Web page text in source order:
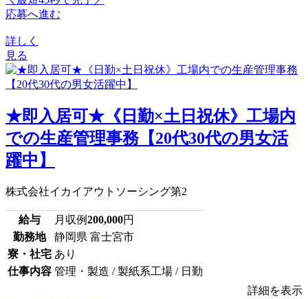
応募へ進む
詳しく
見る
★即入居可★《日勤×土日祝休》工場内
での生産管理事務【20代30代の男女活
躍中】
株式会社イカイアウトソーシング第2
給与 月収例200,000円
勤務地
静岡県 富士宮市
寮・社宅 あり
仕事内容 管理・製造 / 製紙系工場 / 日勤
詳細を表示